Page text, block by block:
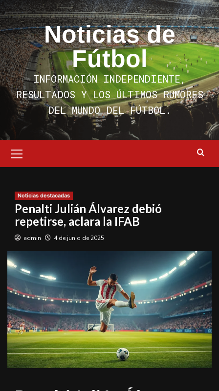
Saltar
al
contenido
Noticias de
Fútbol
INFORMACIÓN INDEPENDIENTE,
RESULTADOS Y LOS ÚLTIMOS RUMORES
DEL MUNDO DEL FÚTBOL.
primario
Noticias destacadas
Penalti Julián Álvarez debió
repetirse, aclara la IFAB
admin 4 de junio de 2025